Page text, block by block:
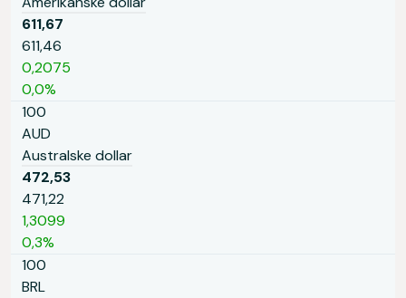
611,67
611,46
0,2075
0,0%
100
AUD
Australske dollar
472,53
471,22
1,3099
0,3%
100
BRL